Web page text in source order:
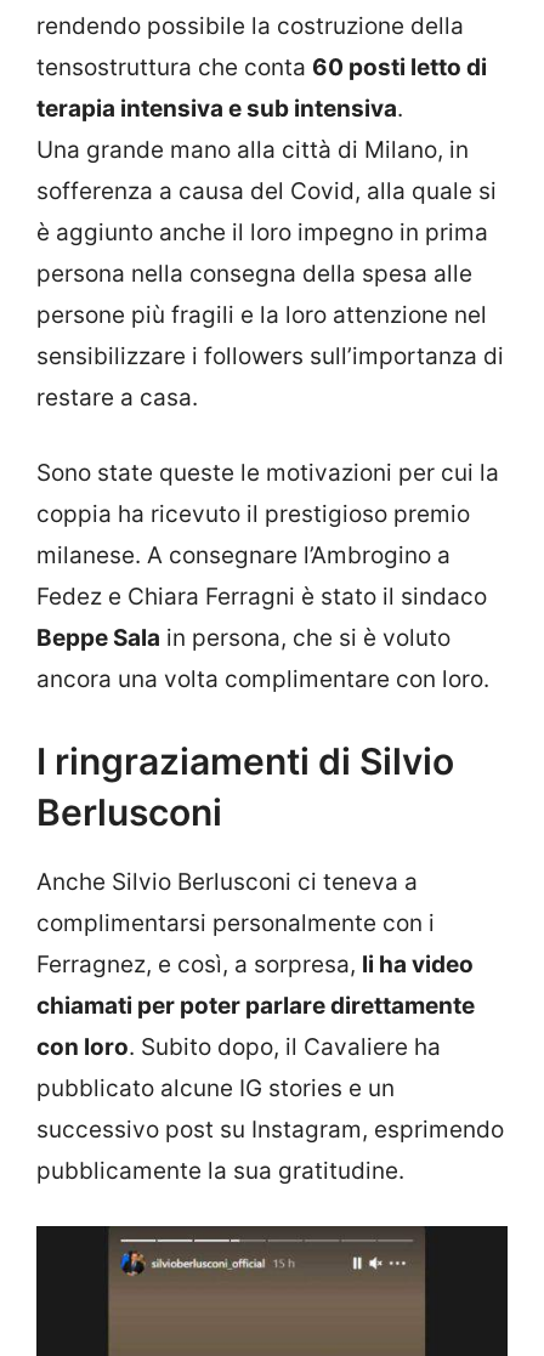
rendendo possibile la costruzione della
tensostruttura che conta 60 posti letto di
terapia intensiva e sub intensiva.
Una grande mano alla città di Milano, in
sofferenza a causa del Covid, alla quale si
è aggiunto anche il loro impegno in prima
persona nella consegna della spesa alle
persone più fragili e la loro attenzione nel
sensibilizzare i followers sull’importanza di
restare a casa.
Sono state queste le motivazioni per cui la
coppia ha ricevuto il prestigioso premio
milanese. A consegnare l’Ambrogino a
Fedez e Chiara Ferragni è stato il sindaco
Beppe Sala in persona, che si è voluto
ancora una volta complimentare con loro.
I ringraziamenti di Silvio
Berlusconi
Anche Silvio Berlusconi ci teneva a
complimentarsi personalmente con i
Ferragnez, e così, a sorpresa, li ha video
chiamati per poter parlare direttamente
con loro. Subito dopo, il Cavaliere ha
pubblicato alcune IG stories e un
successivo post su Instagram, esprimendo
pubblicamente la sua gratitudine.